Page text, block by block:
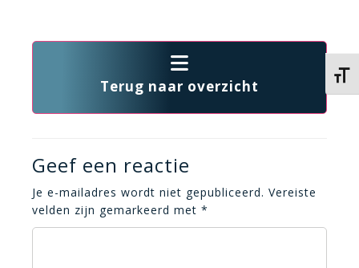
Terug naar overzicht
Geef een reactie
Je e-mailadres wordt niet gepubliceerd. Vereiste
velden zijn gemarkeerd met *